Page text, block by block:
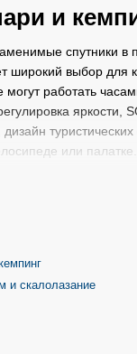
и
спутники в
широкий выбор
работать
или
фонари,
для
есть
и
и скалолазание